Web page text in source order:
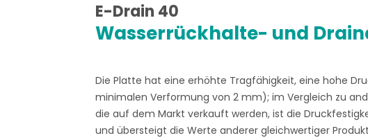
E-Drain 40
Wasserrückhalte- und
Die Platte hat eine erhöhte Tragfähigkeit, eine hohe
minimalen Verformung von 2 mm); im Vergleich zu
die auf dem Markt verkauft werden, ist die
und übersteigt die Werte anderer gleichwertiger